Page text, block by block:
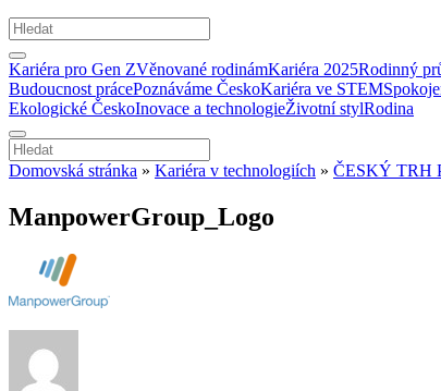
Kariéra pro Gen ZVěnované rodinámKariéra 2025Rodinný
Budoucnost prácePoznáváme ČeskoKariéra ve STEM
Ekologické ČeskoInovace a technologieŽivotní stylRodina
Domovská stránka » Kariéra v technologiích » ČESKÝ TRH
ManpowerGroup_Logo